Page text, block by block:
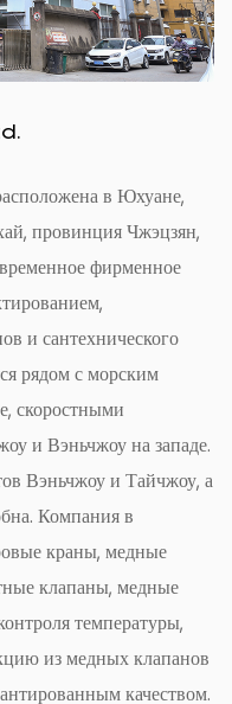
в Юхуане,
провинция Чжэцзян,
фирменное
и сантехнического
рядом с морским
скоростными
и Вэньчжоу на западе.
Вэньчжоу и Тайчжоу, а
Компания в
краны, медные
клапаны, медные
температуры,
из медных клапанов
качеством.